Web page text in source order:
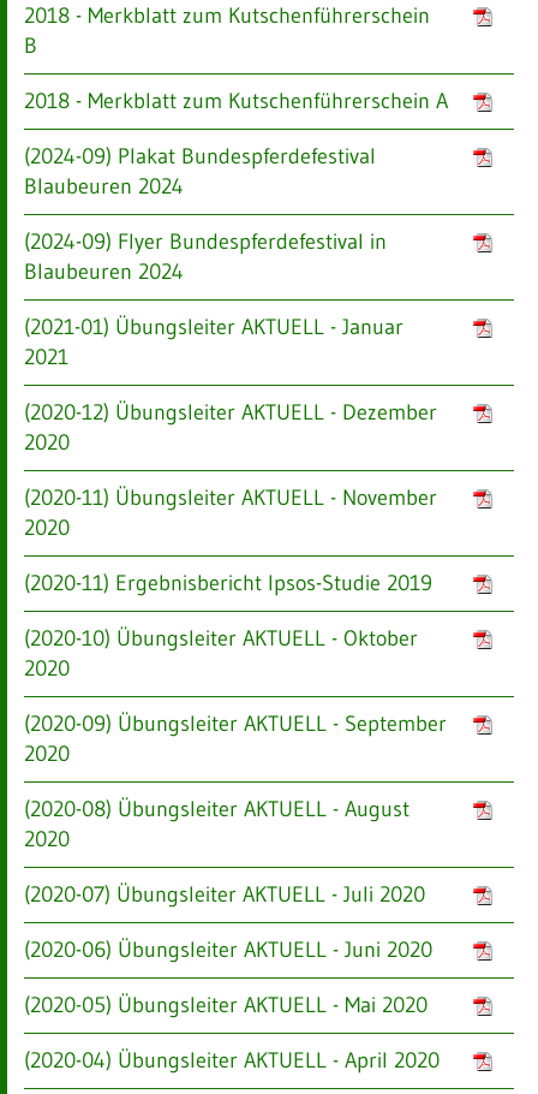
2018 - Merkblatt zum Kutschenführerschein
B
2018 - Merkblatt zum Kutschenführerschein A
(2024-09) Plakat Bundespferdefestival
Blaubeuren 2024
(2024-09) Flyer Bundespferdefestival in
Blaubeuren 2024
(2021-01) Übungsleiter AKTUELL - Januar
2021
(2020-12) Übungsleiter AKTUELL - Dezember
2020
(2020-11) Übungsleiter AKTUELL - November
2020
(2020-11) Ergebnisbericht Ipsos-Studie 2019
(2020-10) Übungsleiter AKTUELL - Oktober
2020
(2020-09) Übungsleiter AKTUELL - September
2020
(2020-08) Übungsleiter AKTUELL - August
2020
(2020-07) Übungsleiter AKTUELL - Juli 2020
(2020-06) Übungsleiter AKTUELL - Juni 2020
(2020-05) Übungsleiter AKTUELL - Mai 2020
(2020-04) Übungsleiter AKTUELL - April 2020